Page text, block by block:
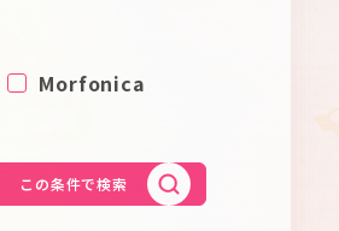
Morfonica
この条件で検索